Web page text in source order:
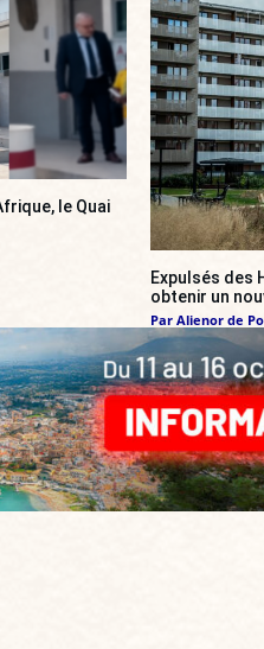
le Quai
Expulsés des
obtenir un
Par Alienor de